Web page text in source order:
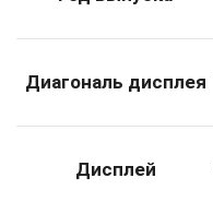
Диагональ дисплея
Дисплей